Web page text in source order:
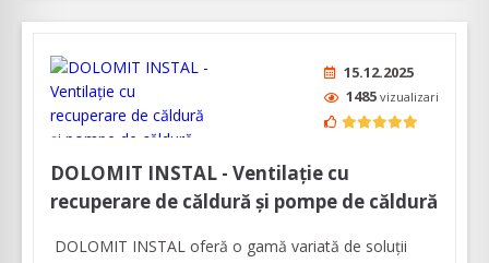
15.12.2025
1485 vizualizari
DOLOMIT INSTAL - Ventilaţie cu
recuperare de căldură şi pompe de căldură
DOLOMIT INSTAL oferă o gamă variată de soluţii